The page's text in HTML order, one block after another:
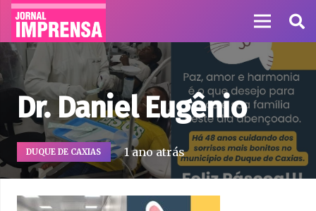
Dr. Daniel Eugênio
DUQUE DE CAXIAS 1 ano atrás